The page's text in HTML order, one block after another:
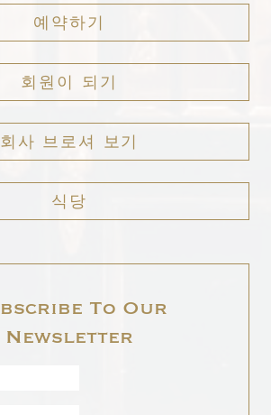
예약하기
회원이 되기
회사 브로셔 보기
식당
To Our
Newsletter